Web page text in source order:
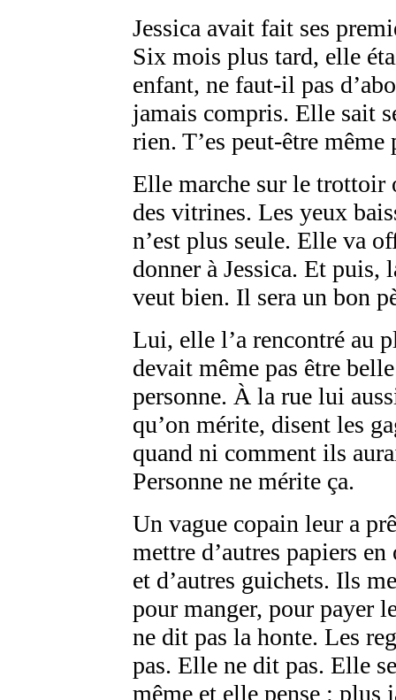
Jessica avait fait ses
Six mois plus tard, elle
enfant, ne faut-il pas
jamais compris. Elle sait
rien. T’es peut-être
Elle marche sur le trottoir
des vitrines. Les yeux
n’est plus seule. Elle va
donner à Jessica. Et puis,
veut bien. Il sera un bon
Lui, elle l’a rencontré au
devait même pas être
personne. À la rue lui
qu’on mérite, disent les
quand ni comment ils
Personne ne mérite ça.
Un vague copain leur a
mettre d’autres papiers
et d’autres guichets. Ils
pour manger, pour payer
ne dit pas la honte. Les
pas. Elle ne dit pas. Elle
même et elle pense : plus